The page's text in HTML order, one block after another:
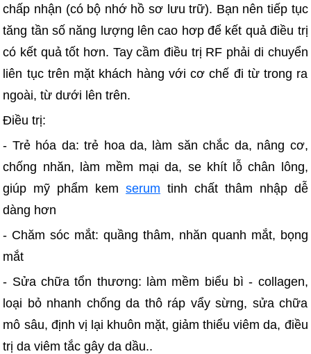
chấp nhận (có bộ nhớ hồ sơ lưu trữ). Bạn nên tiếp tục
tăng tần số năng lượng lên cao hơp để kết quả điều trị
có kết quả tốt hơn. Tay cầm điều trị RF phải di chuyển
liên tục trên mặt khách hàng với cơ chế đi từ trong ra
ngoài, từ dưới lên trên.
Điều trị:
- Trẻ hóa da: trẻ hoa da, làm săn chắc da, nâng cơ,
chống nhăn, làm mềm mại da, se khít lỗ chân lông,
giúp mỹ phẩm kemserum tinh chất thâm nhập dễ
dàng hơn
- Chăm sóc mắt: quầng thâm, nhăn quanh mắt, bọng
mắt
- Sửa chữa tổn thương: làm mềm biểu bì - collagen,
loại bỏ nhanh chống da thô ráp vẩy sừng, sửa chữa
mô sâu, định vị lại khuôn mặt, giảm thiểu viêm da, điều
trị da viêm tắc gây da dầu..